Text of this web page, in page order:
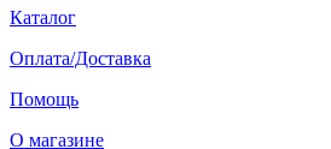
Каталог
Оплата/Доставка
Помощь
О магазине